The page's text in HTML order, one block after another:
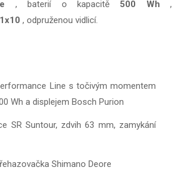
, baterií o kapacitě 500 Wh ,
, odpruženou vidlicí.
Line s točivým momentem
Wh a displejem Bosch Purion
SR Suntour, zdvih 63 mm, zamykání
Shimano Deore